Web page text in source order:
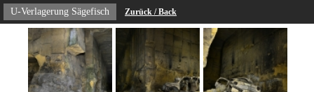
U-Verlagerung Sägefisch Zurück / Back